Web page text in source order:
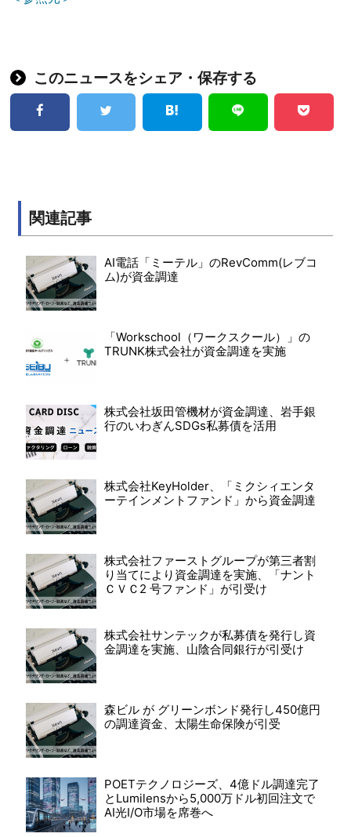
このニュースをシェア・保存する
関連記事
AI電話「ミーテル」のRevComm(レブコ
ム)が資金調達
「Workschool（ワークスクール）」の
TRUNK株式会社が資金調達を実施
株式会社坂田管機材が資金調達、岩手銀
行のいわぎんSDGs私募債を活用
株式会社KeyHolder、「ミクシィエンタ
ーテインメントファンド」から資金調達
株式会社ファーストグループが第三者割
り当てにより資金調達を実施、「ナント
ＣＶＣ2 号ファンド」が引受け
株式会社サンテックが私募債を発行し資
金調達を実施、山陰合同銀行が引受け
森ビル が グリーンボンド発行し450億円
の調達資金、太陽生命保険が引受
POETテクノロジーズ、4億ドル調達完了
とLumilensから5,000万ドル初回注文で
AI光I/O市場を席巻へ